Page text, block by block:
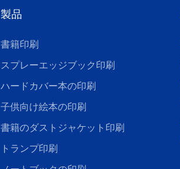
製品
書籍印刷
スプレーエッジブック印刷
ハードカバー本の印刷
子供向け絵本の印刷
書籍のダストジャケット印刷
トランプ印刷